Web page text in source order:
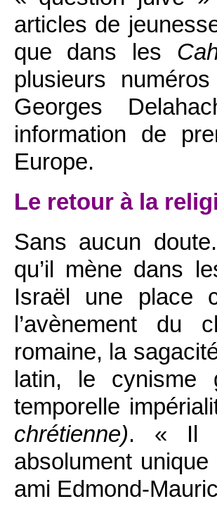
articles de
que dans les
plusieurs
Georges
information de
Europe.
Le retour à la
Sans aucun
qu’il mène dans
Israël une place
l’avènement du
romaine, la
latin, le cynisme
temporelle
chrétienne). « Il y
absolument
ami Edmond-